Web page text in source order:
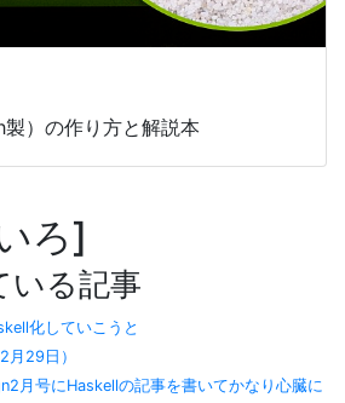
）の作り方と解説本
ろ
いる記事
化していこうと
月29日）
月号にHaskellの記事を書いてかなり心臓に